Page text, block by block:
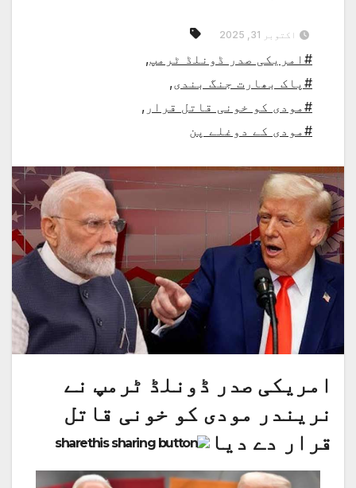
اکتوبر 31, 2025
#امریکی صدر ڈونلڈ ٹرمپ,
#پاک بھارت جنگ بندی,
#مودی کو خونی قاتل قرار ,
#مودی کے دوغلے پن
امریکی صدر ڈونلڈ ٹرمپ نے
نریندر مودی کو خونی قاتل
قرار دے دیا